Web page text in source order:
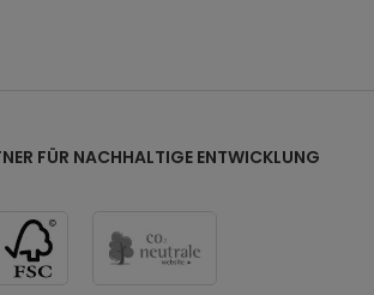
FÜR NACHHALTIGE ENTWICKLUNG